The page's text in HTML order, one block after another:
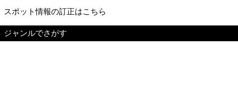
スポット情報の訂正はこちら
ジャンルでさがす